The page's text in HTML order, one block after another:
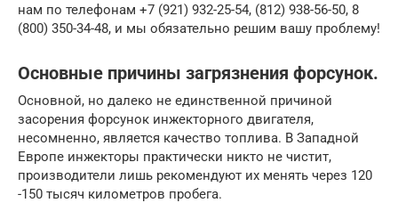
нам по телефонам +7 (921) 932-25-54, (812) 938-56-50, 8
(800) 350-34-48, и мы обязательно решим вашу проблему!
Основные причины загрязнения форсунок.
Основной, но далеко не единственной причиной
засорения форсунок инжекторного двигателя,
несомненно, является качество топлива. В Западной
Европе инжекторы практически никто не чистит,
производители лишь рекомендуют их менять через 120
-150 тысяч километров пробега.